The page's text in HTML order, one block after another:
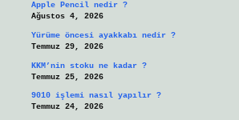
Apple Pencil nedir ?
Ağustos 4, 2026
Yürüme öncesi ayakkabı nedir ?
Temmuz 29, 2026
KKM’nin stoku ne kadar ?
Temmuz 25, 2026
9010 işlemi nasıl yapılır ?
Temmuz 24, 2026